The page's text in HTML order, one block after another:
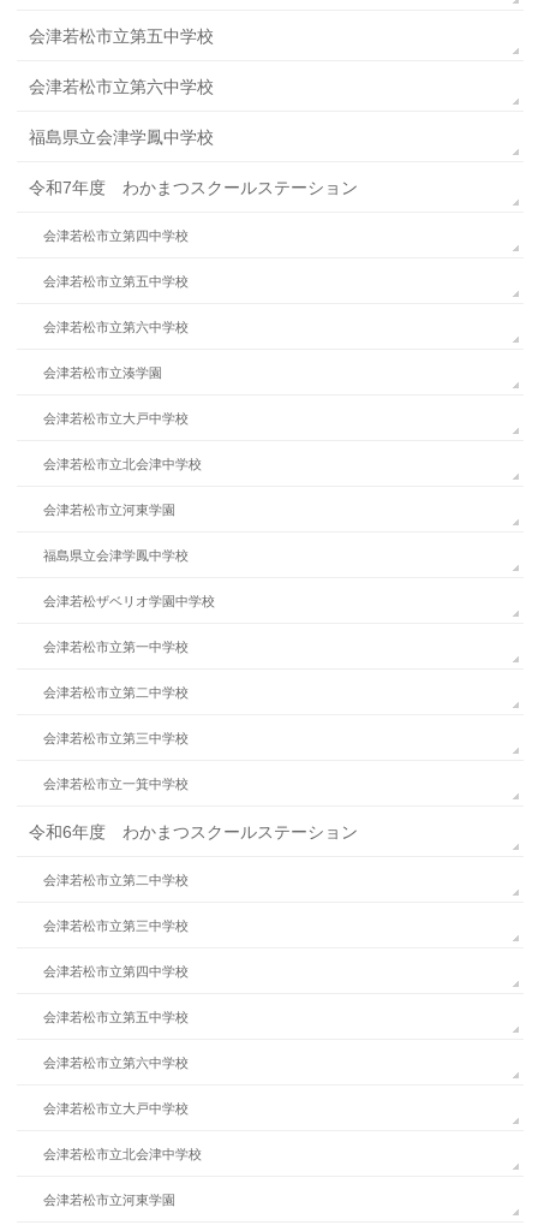
会津若松市立第五中学校
会津若松市立第六中学校
福島県立会津学鳳中学校
令和7年度 わかまつスクールステーション
会津若松市立第四中学校
会津若松市立第五中学校
会津若松市立第六中学校
会津若松市立湊学園
会津若松市立大戸中学校
会津若松市立北会津中学校
会津若松市立河東学園
福島県立会津学鳳中学校
会津若松ザベリオ学園中学校
会津若松市立第一中学校
会津若松市立第二中学校
会津若松市立第三中学校
会津若松市立一箕中学校
令和6年度 わかまつスクールステーション
会津若松市立第二中学校
会津若松市立第三中学校
会津若松市立第四中学校
会津若松市立第五中学校
会津若松市立第六中学校
会津若松市立大戸中学校
会津若松市立北会津中学校
会津若松市立河東学園